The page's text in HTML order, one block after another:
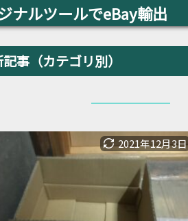
ナルツールでeBay輸出
事（カテゴリ別）
2021年12月3日